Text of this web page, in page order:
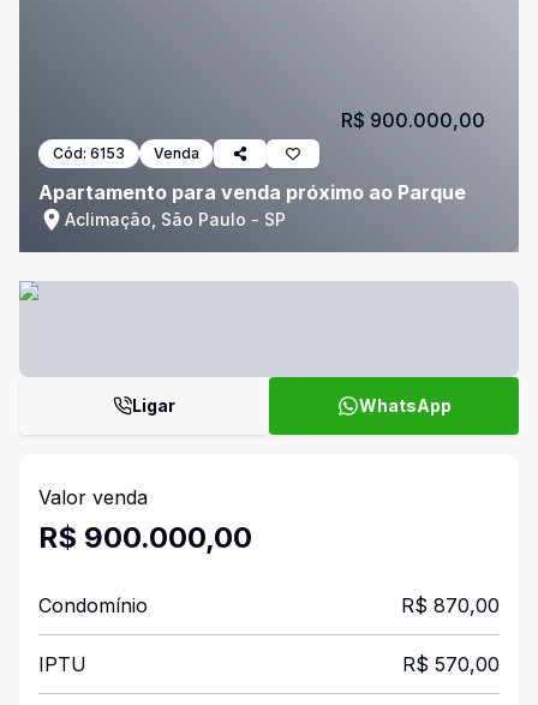
Cód: 6153 Venda
Apartamento para venda próximo ao Parque
Aclimação, São Paulo - SP
R$ 900.000,00
Ligar WhatsApp
Valor venda
R$ 900.000,00
Condomínio R$ 870,00
IPTU R$ 570,00